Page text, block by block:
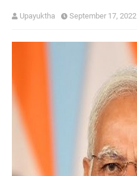
Upayuktha September 17, 2022